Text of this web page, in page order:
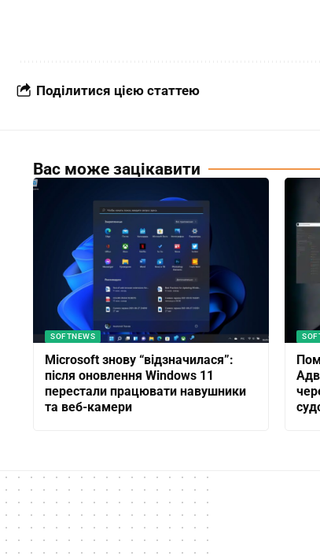
Поділитися цією статтею
Вас може зацікавити
SOFTNEWS
Microsoft знову “відзначилася”:
після оновлення Windows 11
перестали працювати навушники
та веб-камери